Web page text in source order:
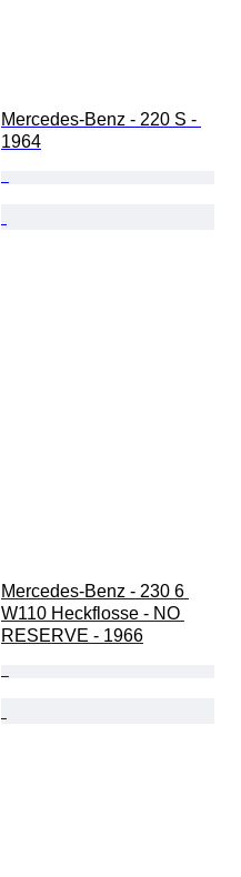
Mercedes-Benz - 220 S -
1964
Mercedes-Benz - 230 6
W110 Heckflosse - NO
RESERVE - 1966